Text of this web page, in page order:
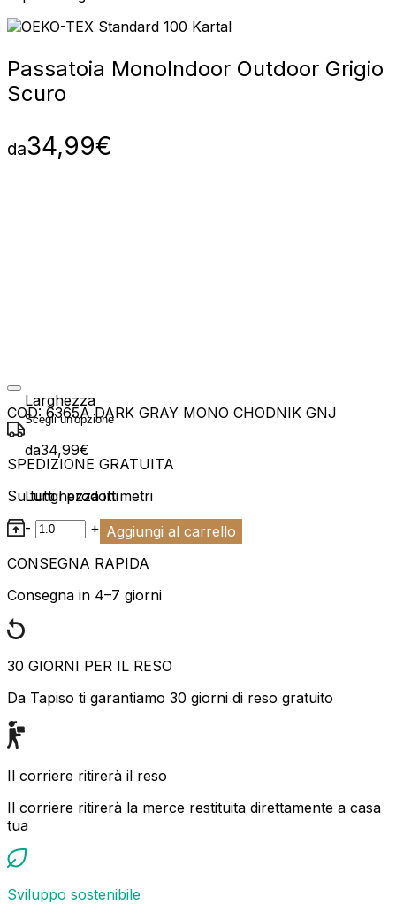
Passatoia MonoIndoor Outdoor Grigio
Scuro
da34,99€
Larghezza
da34,99€
Lunghezza in metri
-
+ Aggiungi al carrello
COD:6365A DARK GRAY MONO CHODNIK GNJ
SPEDIZIONE GRATUITA
Su tutti i prodotti
CONSEGNA RAPIDA
Consegna in 4–7 giorni
30 GIORNI PER IL RESO
Da Tapiso ti garantiamo 30 giorni di reso gratuito
Il corriere ritirerà il reso
Il corriere ritirerà la merce restituita direttamente a casa
tua
Sviluppo sostenibile